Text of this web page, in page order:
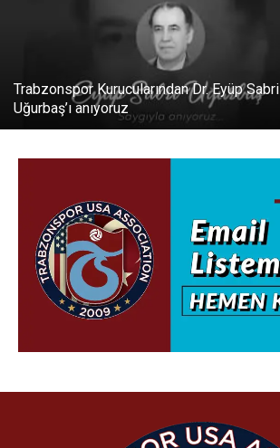
Trabzonspor Kurucularından Dr. Eyüp Sabri
Uğurbaş’ı anıyoruz